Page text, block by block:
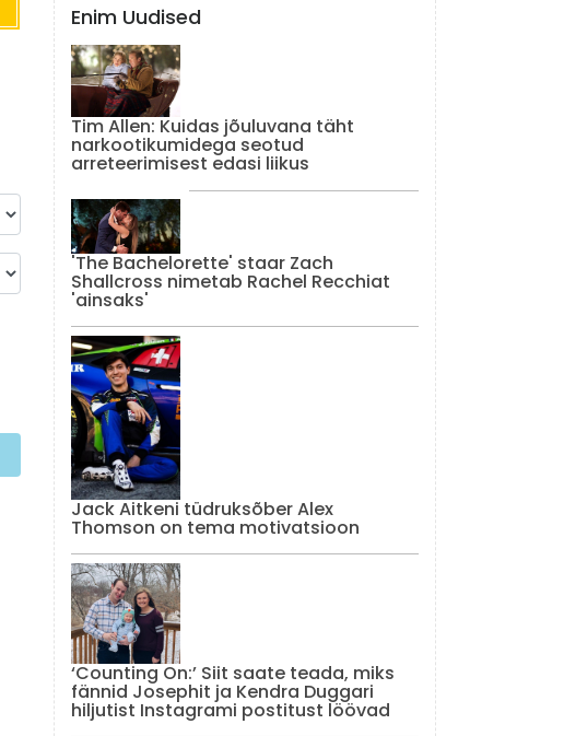
Enim Uudised
Tim Allen: Kuidas jõuluvana täht
narkootikumidega seotud
arreteerimisest edasi liikus
'The Bachelorette' staar Zach
Shallcross nimetab Rachel Recchiat
'ainsaks'
Jack Aitkeni tüdruksõber Alex
Thomson on tema motivatsioon
‘Counting On:’ Siit saate teada, miks
fännid Josephit ja Kendra Duggari
hiljutist Instagrami postitust löövad